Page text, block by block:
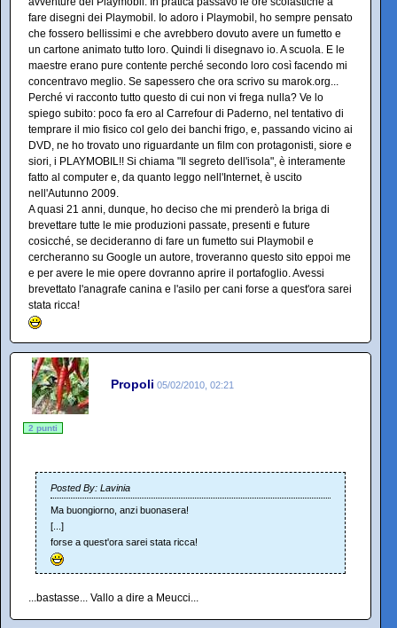
fare disegni dei Playmobil. Io adoro i Playmobil, ho sempre pensato
che fossero bellissimi e che avrebbero dovuto avere un fumetto e
un cartone animato tutto loro. Quindi li disegnavo io. A scuola. E le
maestre erano pure contente perché secondo loro così facendo mi
concentravo meglio. Se sapessero che ora scrivo su marok.org...
Perché vi racconto tutto questo di cui non vi frega nulla? Ve lo
spiego subito: poco fa ero al Carrefour di Paderno, nel tentativo di
temprare il mio fisico col gelo dei banchi frigo, e, passando vicino ai
DVD, ne ho trovato uno riguardante un film con protagonisti, siore e
siori, i PLAYMOBIL!! Si chiama "Il segreto dell'isola", è interamente
fatto al computer e, da quanto leggo nell'Internet, è uscito
nell'Autunno 2009.
A quasi 21 anni, dunque, ho deciso che mi prenderò la briga di
brevettare tutte le mie produzioni passate, presenti e future
cosicché, se decideranno di fare un fumetto sui Playmobil e
cercheranno su Google un autore, troveranno questo sito eppoi me
e per avere le mie opere dovranno aprire il portafoglio. Avessi
brevettato l'anagrafe canina e l'asilo per cani forse a quest'ora sarei
stata ricca!
Propoli 05/02/2010, 02:21
2 punti
Posted By: Lavinia
Ma buongiorno, anzi buonasera!
[...]
forse a quest'ora sarei stata ricca!
...bastasse... Vallo a dire a Meucci...